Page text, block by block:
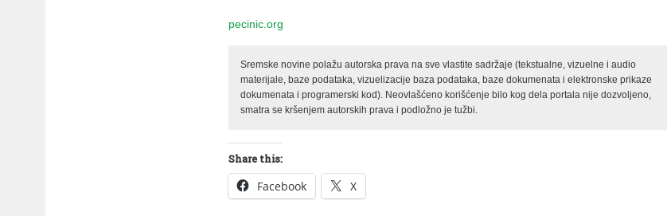
pecinic.org
Sremske novine polažu autorska prava na sve vlastite sadržaje (tekstualne, vizuelne i audio
materijale, baze podataka, vizuelizacije baza podataka, baze dokumenata i elektronske prikaze
dokumenata i programerski kod). Neovlašćeno korišćenje bilo kog dela portala nije dozvoljeno,
smatra se kršenjem autorskih prava i podložno je tužbi.
Share this:
Facebook X